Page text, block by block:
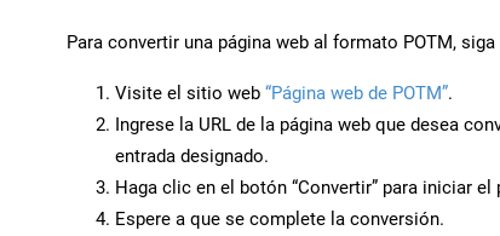
Para convertir una página web al formato POTM,
Visite el sitio web “Página web de POTM”.
Ingrese la URL de la página web que desea
entrada designado.
Haga clic en el botón “Convertir” para iniciar
Espere a que se complete la conversión.